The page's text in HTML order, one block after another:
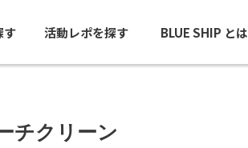
す 活動レポを探す BLUE SHIP とは
チクリーン